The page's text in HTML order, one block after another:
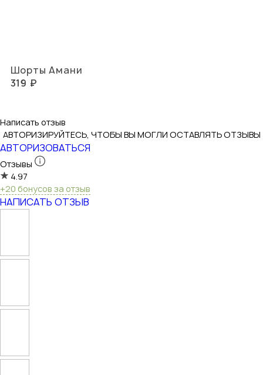
Шорты Амани
319 ₽
Написать отзыв
АВТОРИЗИРУЙТЕСЬ, ЧТОБЫ ВЫ МОГЛИ ОСТАВЛЯТЬ ОТЗЫВЫ
АВТОРИЗОВАТЬСЯ
Отзывы
4.97
+20 бонусов за отзыв
НАПИСАТЬ ОТЗЫВ